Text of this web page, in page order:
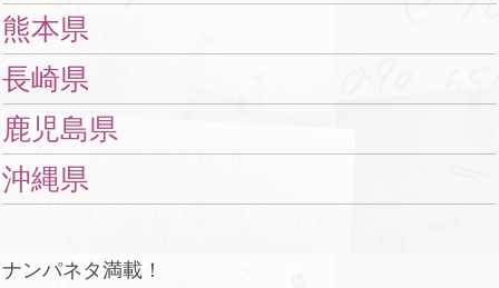
熊本県
長崎県
鹿児島県
沖縄県
ナンパネタ満載！